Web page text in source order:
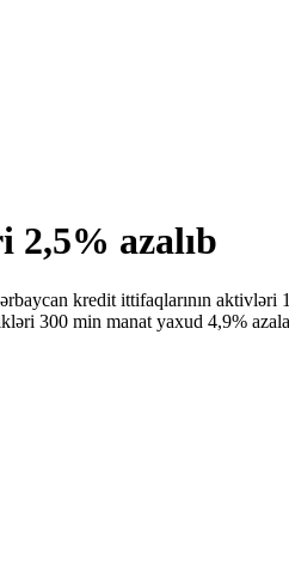
azalıb
kredit ittifaqlarının
300 min manat yaxud 4,9%